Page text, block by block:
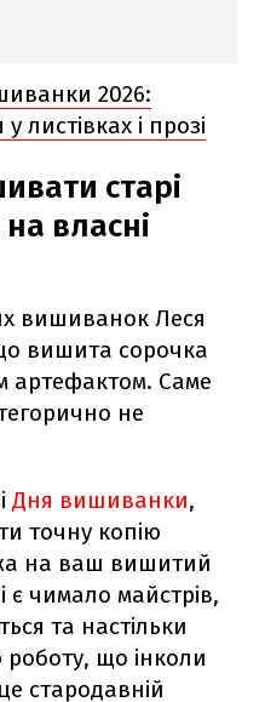
2026:
листівках і прозі
старі
власні
вишиванок Леся
вишита сорочка
артефактом. Саме
не
Дня вишиванки,
точну копію
на ваш вишитий
є чимало майстрів,
та настільки
що інколи
стародавній